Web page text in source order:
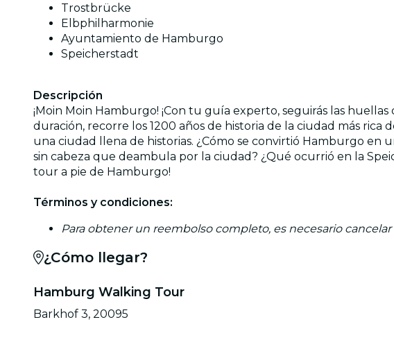
Trostbrücke
Elbphilharmonie
Ayuntamiento de Hamburgo
Speicherstadt
Descripción
¡Moin Moin Hamburgo! ¡Con tu guía experto, seguirás las
duración, recorre los 1200 años de historia de la ciudad más
una ciudad llena de historias. ¿Cómo se convirtió Hamburgo
sin cabeza que deambula por la ciudad? ¿Qué ocurrió en la
tour a pie de Hamburgo!
Términos y condiciones:
Para obtener un reembolso completo, es necesario
¿Cómo llegar?
Hamburg Walking Tour
Barkhof 3, 20095